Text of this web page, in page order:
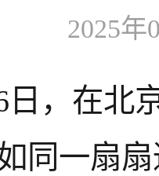
2025年
日，在北
同一扇